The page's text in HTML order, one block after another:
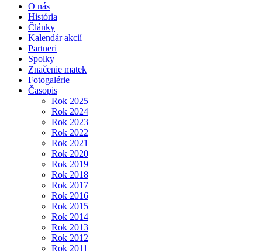
O nás
História
Články
Kalendár akcií
Partneri
Spolky
Značenie matek
Fotogalérie
Časopis
Rok 2025
Rok 2024
Rok 2023
Rok 2022
Rok 2021
Rok 2020
Rok 2019
Rok 2018
Rok 2017
Rok 2016
Rok 2015
Rok 2014
Rok 2013
Rok 2012
Rok 2011